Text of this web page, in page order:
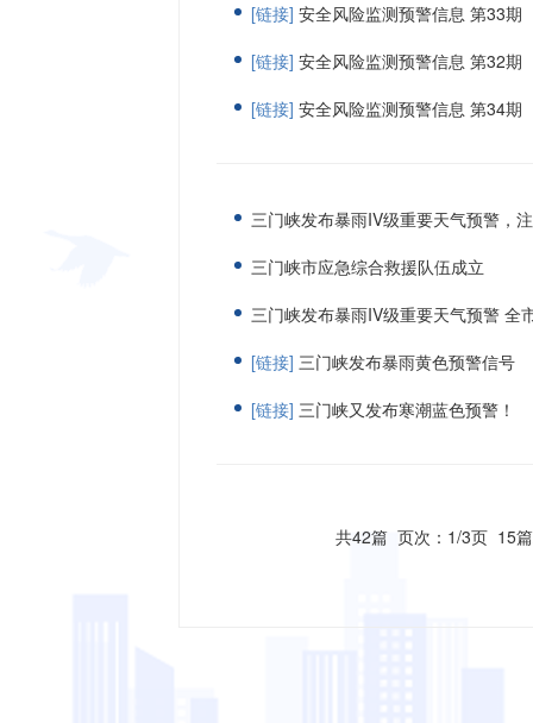
[链接] 安全风险监测预警信息 第33期
[链接] 安全风险监测预警信息 第32期
[链接] 安全风险监测预警信息 第34期
三门峡发布暴雨IV级重要天气预警，
三门峡市应急综合救援队伍成立
三门峡发布暴雨IV级重要天气预警 全
[链接] 三门峡发布暴雨黄色预警信号
[链接] 三门峡又发布寒潮蓝色预警！
共42篇 页次：1/3页 15